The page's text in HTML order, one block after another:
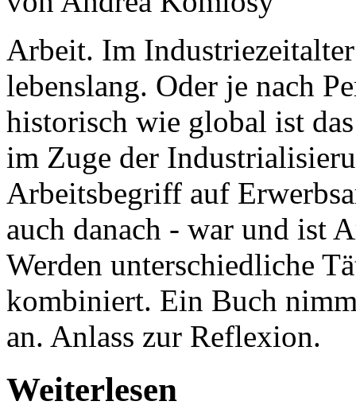
Arbeit. Im
lebenslang. Oder je nach
historisch wie global ist
im Zuge der
Arbeitsbegriff auf
auch danach - war und ist
Werden unterschiedliche
kombiniert. Ein Buch
an. Anlass zur Reflexion.
Weiterlesen